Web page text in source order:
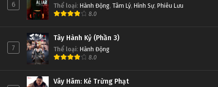
6 Thể loại: Hành Động, Tâm Lý, Hình Sự, Phiêu Lưu
8.0
7
Tây Hành Kỷ (Phần 3)
Thể loại: Hành Động
8.0
Vây Hãm: Kẻ Trừng Phạt